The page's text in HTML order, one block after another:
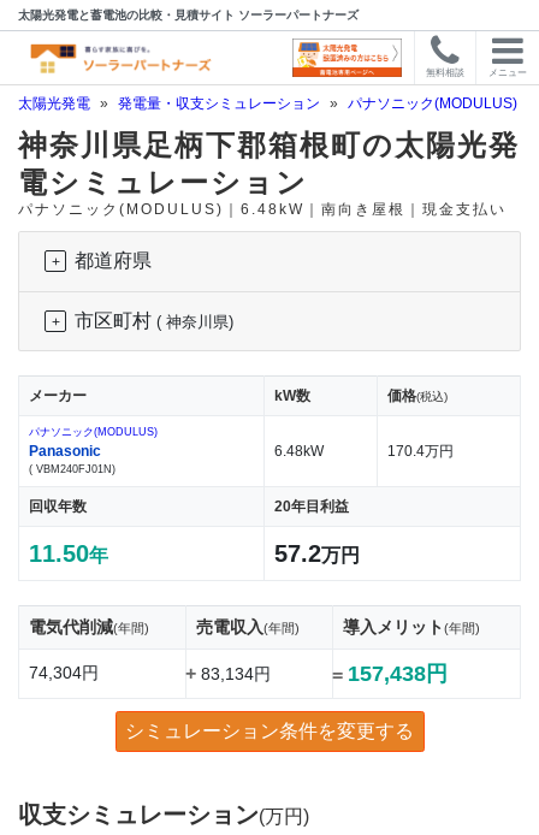
太陽光発電と蓄電池の比較・見積サイト ソーラーパートナーズ
無料相談 メニュー
太陽光発電 » 発電量・収支シミュレーション » パナソニック(MODULUS)
神奈川県足柄下郡箱根町の太陽光発
電シミュレーション
パナソニック(MODULUS)｜6.48kW｜南向き屋根｜現金支払い
都道府県
市区町村 ( 神奈川県)
メーカー kW数 価格(税込)
パナソニック(MODULUS)
Panasonic
( VBM240FJ01N)
6.48kW 170.4万円
回収年数 20年目利益
11.50年 57.2万円
電気代削減(年間) 売電収入(年間) 導入メリット(年間)
74,304円 +83,134円 = 157,438円
シミュレーション条件を変更する
収支シミュレーション(万円)